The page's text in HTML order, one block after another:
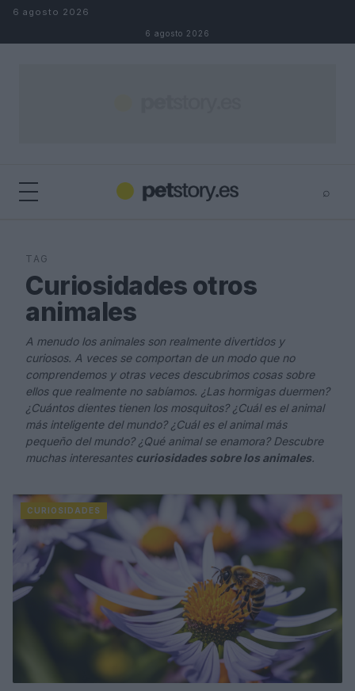
Saltar al contenido
6 agosto 2026
6 agosto 2026
⌕
TAG
Curiosidades otros
animales
A menudo los animales son realmente divertidos y
curiosos. A veces se comportan de un modo que no
comprendemos y otras veces descubrimos cosas sobre
ellos que realmente no sabíamos. ¿Las hormigas duermen?
¿Cuántos dientes tienen los mosquitos? ¿Cuál es el animal
más inteligente del mundo? ¿Cuál es el animal más
pequeño del mundo? ¿Qué animal se enamora? Descubre
muchas interesantes curiosidades sobre los animales.
CURIOSIDADES